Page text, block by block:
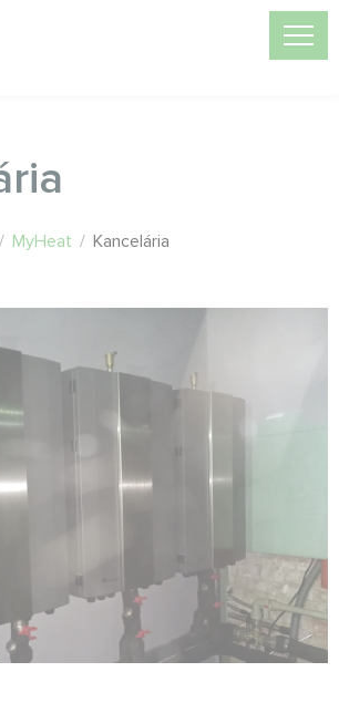
/ MyHeat / Kancelária